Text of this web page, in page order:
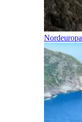
Nordeuropa